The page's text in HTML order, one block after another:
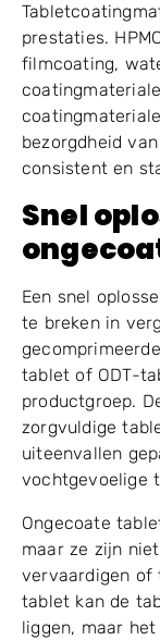
prestaties.
filmcoating,
bezorgdheid
consistent en
Snel
Een snel
te breken in
tablet of ODT-
productgroep.
zorgvuldige
uiteenvallen
vochtgevoelige
Ongecoate
maar ze zijn
vervaardigen of
tablet kan de
liggen, maar